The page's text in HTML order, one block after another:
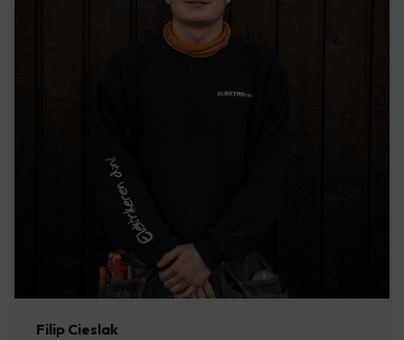
Filip Cieslak